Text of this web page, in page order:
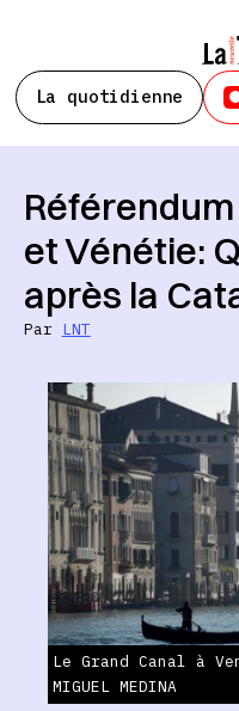
La quotidienne
et Vénétie:
après la
Par LNT
Le Grand Canal à
MIGUEL MEDINA